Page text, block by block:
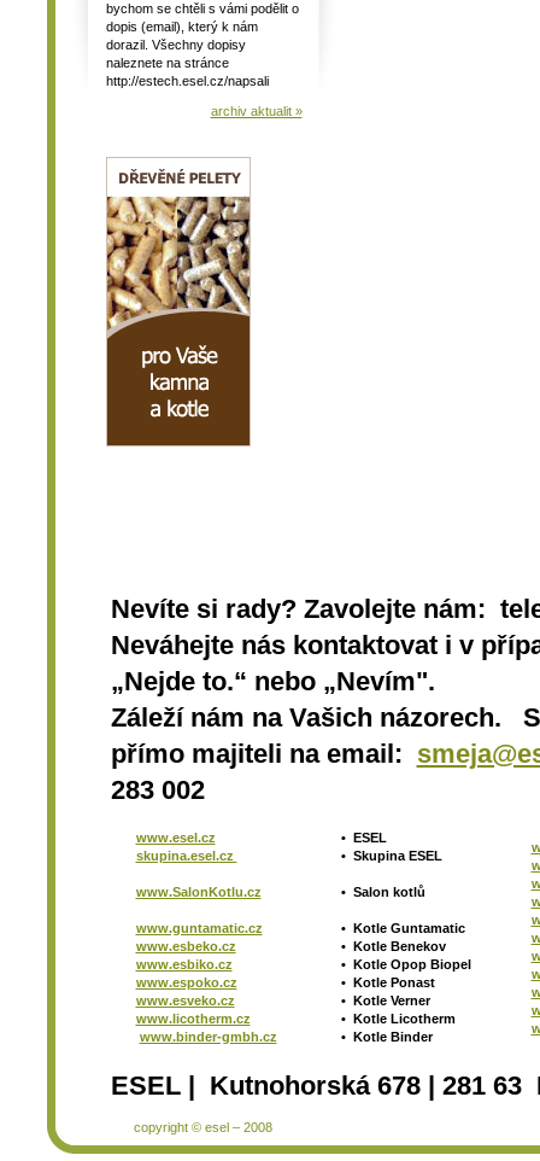
bychom se chtěli s vámi podělit o
dopis (email), který k nám
dorazil. Všechny dopisy
naleznete na stránce
http://estech.esel.cz/napsali
archiv aktualit »
Nevíte si rady? Zavolejte nám:
Neváhejte nás kontaktovat i v
„Nejde to.“ nebo „Nevím".
Záleží nám na Vašich názorech.
přímo majiteli na email:
283 002
www.esel.cz
skupina.esel.cz
www.SalonKotlu.cz
www.guntamatic.cz
www.esbeko.cz
www.esbiko.cz
www.espoko.cz
www.esveko.cz
www.licotherm.cz
www.binder-gmbh.cz
• ESEL
• Skupina ESEL
• Salon kotlů
• Kotle Guntamatic
• Kotle Benekov
• Kotle Opop Biopel
• Kotle Ponast
• Kotle Verner
• Kotle Licotherm
• Kotle Binder
ESEL | Kutnohorská 678 | 281
copyright © esel – 2008